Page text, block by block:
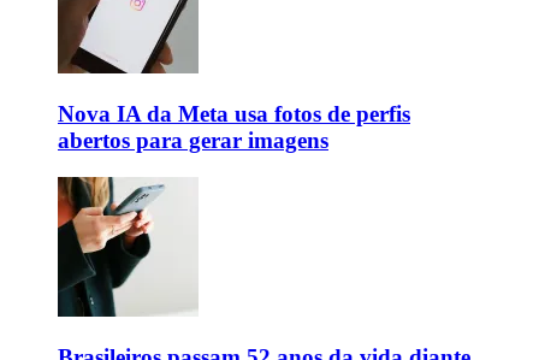
Nova IA da Meta usa fotos de perfis
abertos para gerar imagens